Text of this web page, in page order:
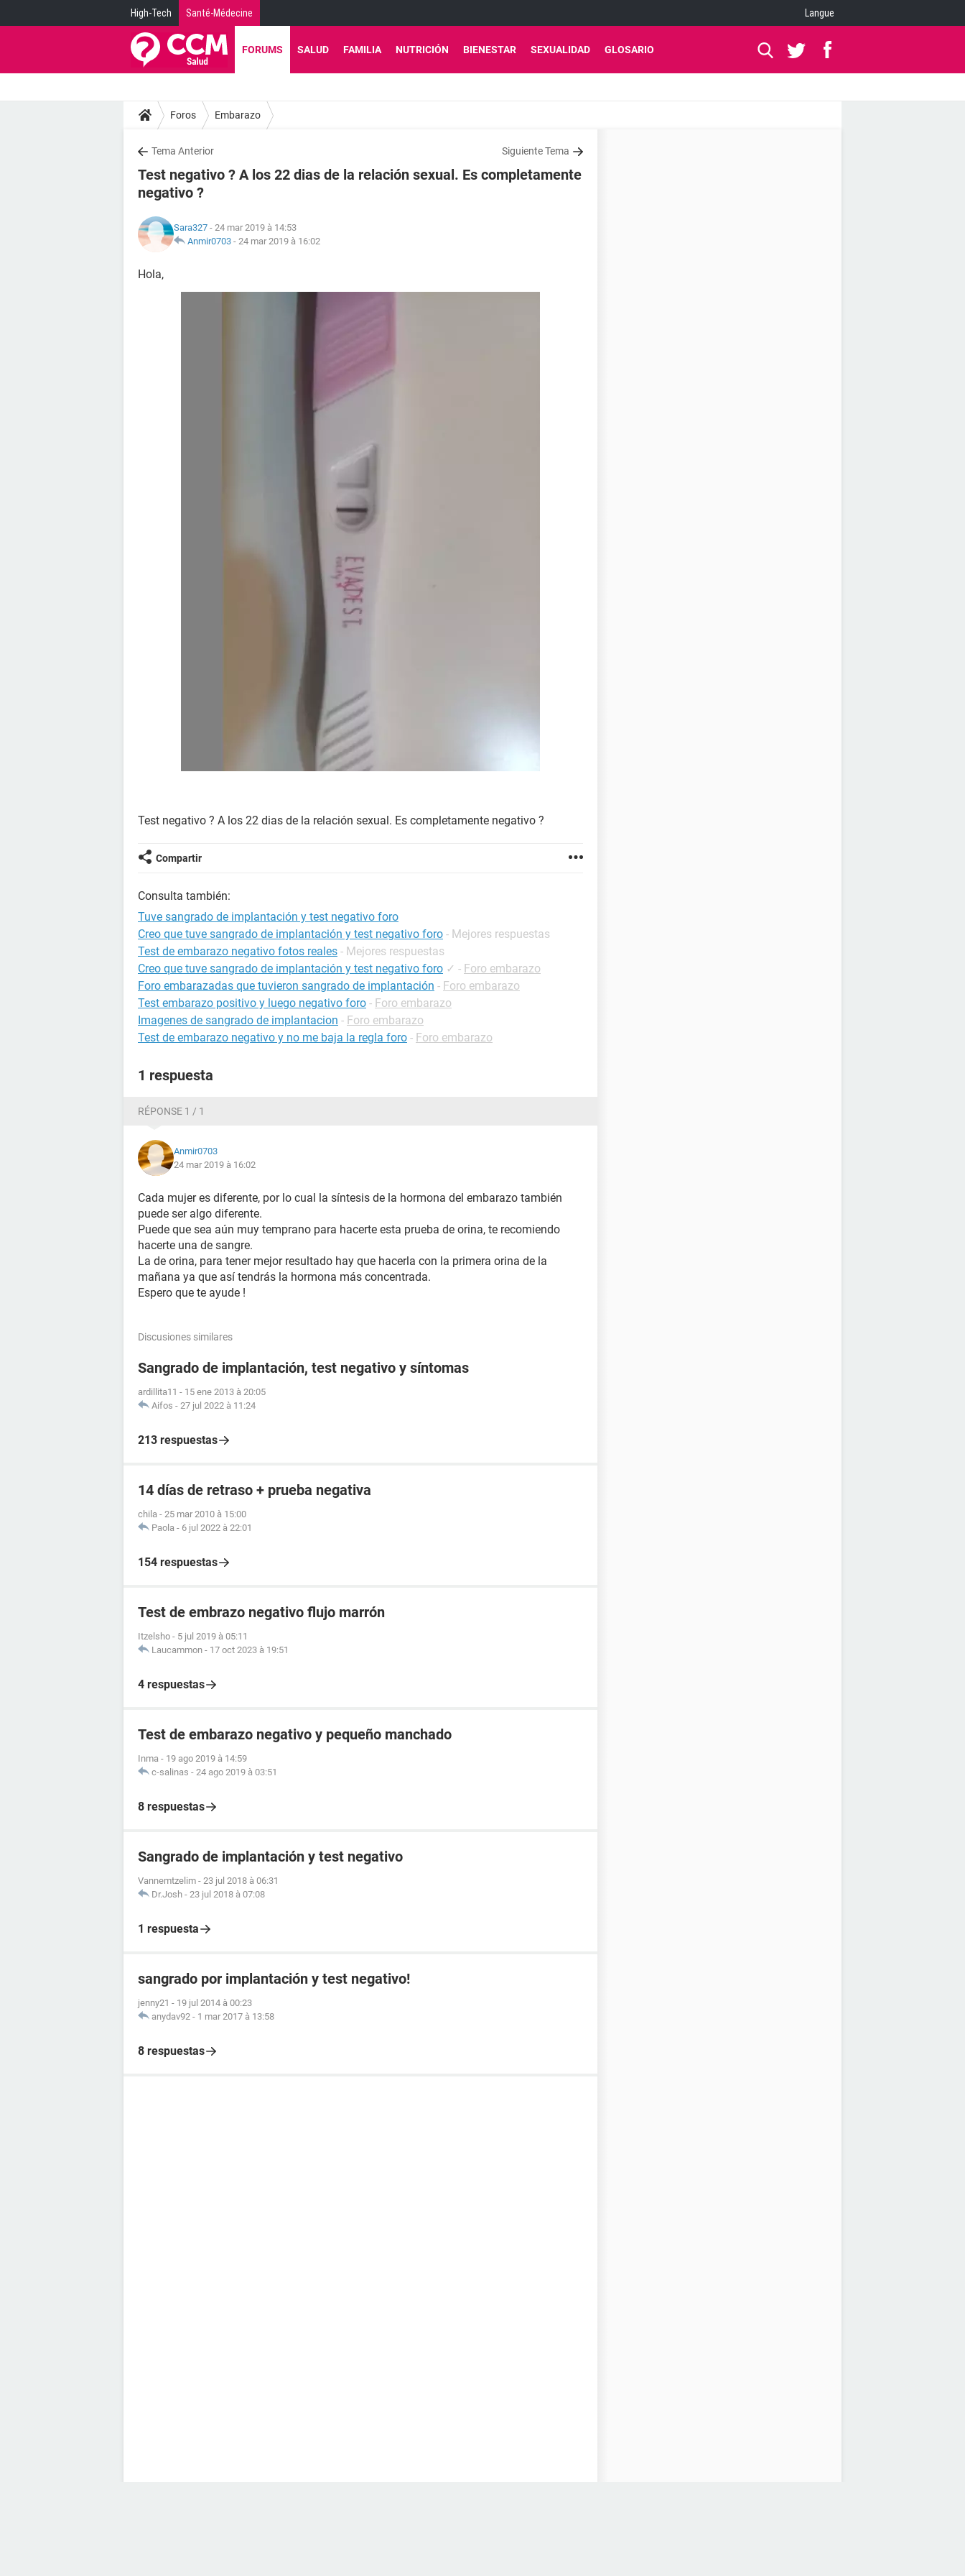
High-Tech Santé-Médecine Langue
FORUMS SALUD FAMILIA NUTRICIÓN BIENESTAR SEXUALIDAD GLOSARIO
Foros Embarazo
Tema Anterior Siguiente Tema
Test negativo ? A los 22 dias de la relación sexual. Es completamente
negativo ?
Sara327 - 24 mar 2019 à 14:53
Anmir0703 - 24 mar 2019 à 16:02
Hola,
Test negativo ? A los 22 dias de la relación sexual. Es completamente negativo ?
Compartir
Consulta también:
Tuve sangrado de implantación y test negativo foro
Creo que tuve sangrado de implantación y test negativo foro - Mejores respuestas
Test de embarazo negativo fotos reales - Mejores respuestas
Creo que tuve sangrado de implantación y test negativo foro ✓ - Foro embarazo
Foro embarazadas que tuvieron sangrado de implantación - Foro embarazo
Test embarazo positivo y luego negativo foro - Foro embarazo
Imagenes de sangrado de implantacion - Foro embarazo
Test de embarazo negativo y no me baja la regla foro - Foro embarazo
1 respuesta
RÉPONSE 1 / 1
Anmir0703
24 mar 2019 à 16:02
Cada mujer es diferente, por lo cual la síntesis de la hormona del embarazo también
puede ser algo diferente.
Puede que sea aún muy temprano para hacerte esta prueba de orina, te recomiendo
hacerte una de sangre.
La de orina, para tener mejor resultado hay que hacerla con la primera orina de la
mañana ya que así tendrás la hormona más concentrada.
Espero que te ayude !
Discusiones similares
Sangrado de implantación, test negativo y síntomas
ardillita11 - 15 ene 2013 à 20:05
Aifos - 27 jul 2022 à 11:24
213 respuestas
14 días de retraso + prueba negativa
chila - 25 mar 2010 à 15:00
Paola - 6 jul 2022 à 22:01
154 respuestas
Test de embrazo negativo flujo marrón
Itzelsho - 5 jul 2019 à 05:11
Laucammon - 17 oct 2023 à 19:51
4 respuestas
Test de embarazo negativo y pequeño manchado
Inma - 19 ago 2019 à 14:59
c-salinas - 24 ago 2019 à 03:51
8 respuestas
Sangrado de implantación y test negativo
Vannemtzelim - 23 jul 2018 à 06:31
Dr.Josh - 23 jul 2018 à 07:08
1 respuesta
sangrado por implantación y test negativo!
jenny21 - 19 jul 2014 à 00:23
anydav92 - 1 mar 2017 à 13:58
8 respuestas